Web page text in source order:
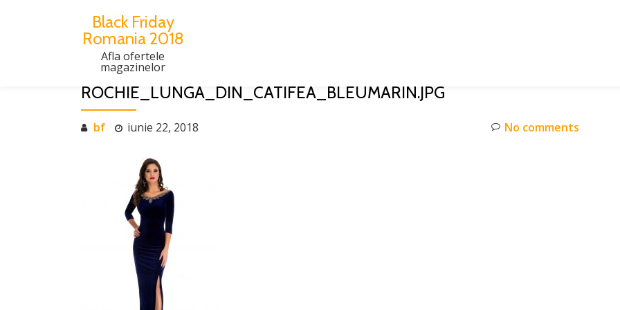
Black Friday
Romania 2018
Afla ofertele
magazinelor
ROCHIE_LUNGA_DIN_CATIFEA_BLEUMARIN.JPG
bf iunie 22, 2018 No comments